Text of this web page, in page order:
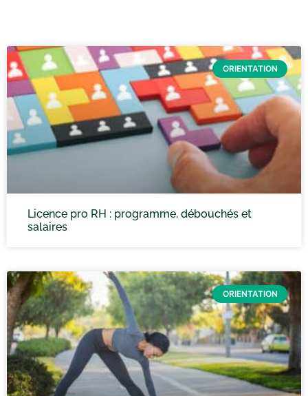
ORIENTATION
Licence pro RH : programme, débouchés et
salaires
ORIENTATION